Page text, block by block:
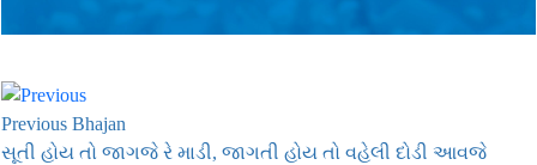
Previous Bhajan
સૂતી હોય તો જાગજે રે માડી, જાગતી હોય તો વહેલી દોડી આવજે